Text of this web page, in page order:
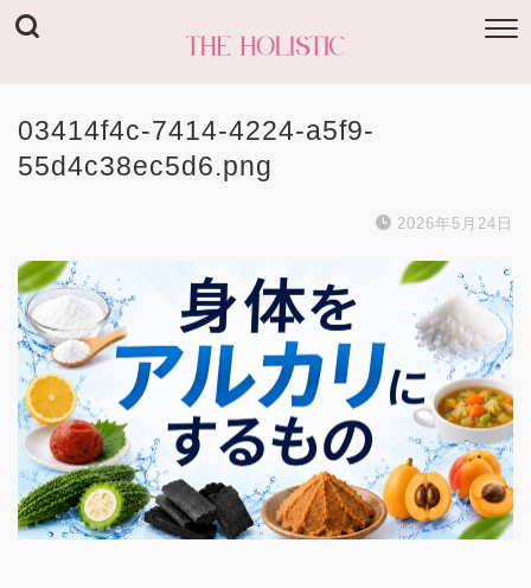
03414f4c-7414-4224-a5f9-
55d4c38ec5d6.png
2026年5月24日